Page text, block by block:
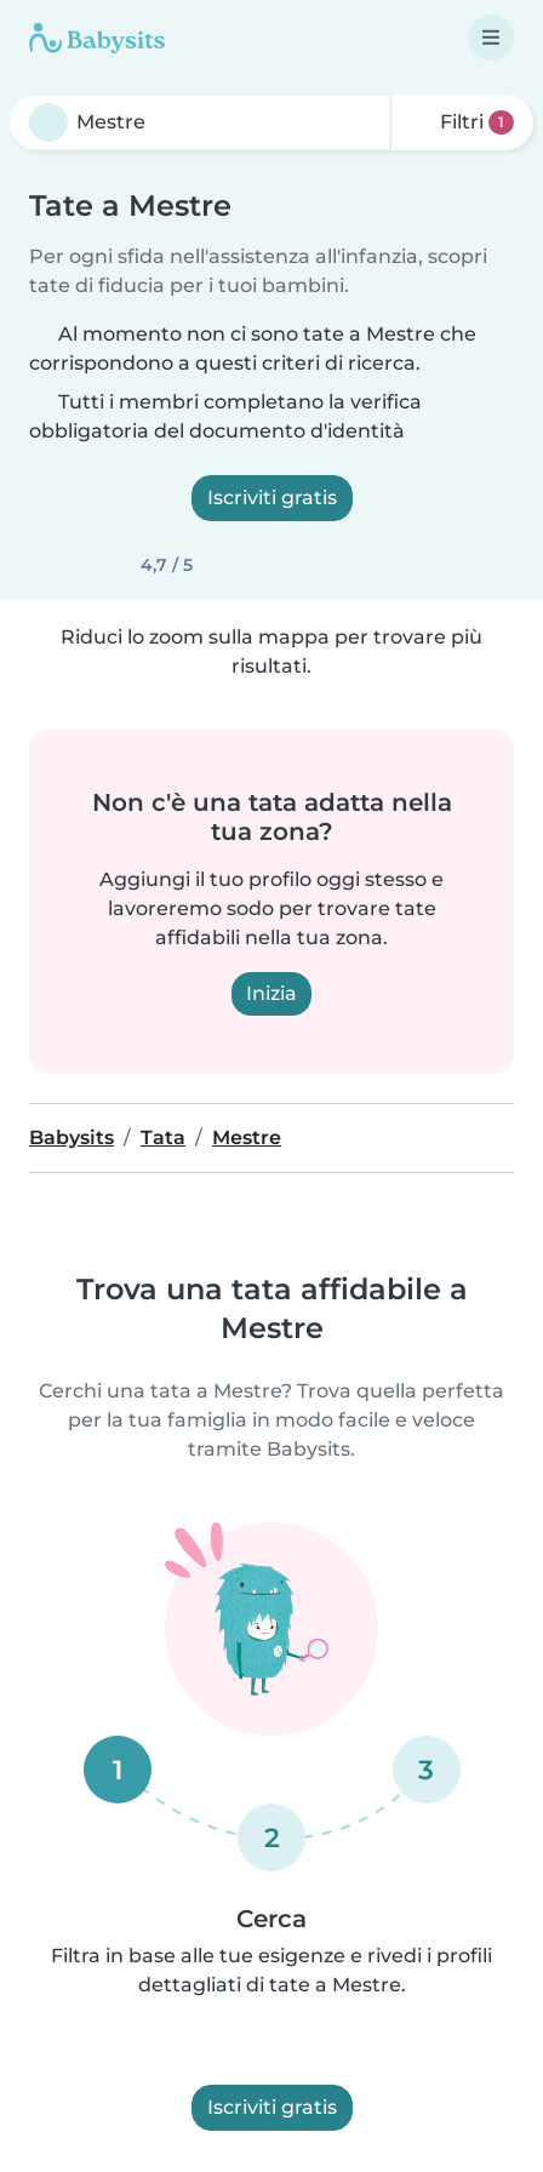
Filtri 1
Tate a Mestre
Per ogni sfida nell'assistenza all'infanzia, scopri
tate di fiducia per i tuoi bambini.
Al momento non ci sono tate a Mestre che
corrispondono a questi criteri di ricerca.
Tutti i membri completano la verifica
obbligatoria del documento d'identità
Iscriviti gratis
4,7 / 5
Riduci lo zoom sulla mappa per trovare più
risultati.
Non c'è una tata adatta nella
tua zona?
Aggiungi il tuo profilo oggi stesso e
lavoreremo sodo per trovare tate
affidabili nella tua zona.
Inizia
Babysits Tata Mestre
Trova una tata affidabile a
Mestre
Cerchi una tata a Mestre? Trova quella perfetta
per la tua famiglia in modo facile e veloce
tramite Babysits.
1
2
3
Cerca
Filtra in base alle tue esigenze e rivedi i profili
dettagliati di tate a Mestre.
Iscriviti gratis